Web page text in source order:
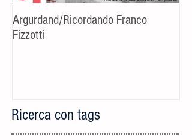
Argurdand/Ricordando Franco
Fizzotti
Ricerca con tags